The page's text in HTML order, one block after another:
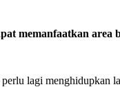
memanfaatkan
lagi menghidupkan